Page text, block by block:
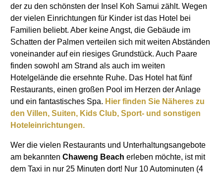
der zu den schönsten der Insel Koh Samui zählt. Wegen
der vielen Einrichtungen für Kinder ist das Hotel bei
Familien beliebt. Aber keine Angst, die Gebäude im
Schatten der Palmen verteilen sich mit weiten Abständen
voneinander auf ein riesiges Grundstück. Auch Paare
finden sowohl am Strand als auch im weiten
Hotelgelände die ersehnte Ruhe. Das Hotel hat fünf
Restaurants, einen großen Pool im Herzen der Anlage
und ein fantastisches Spa. Hier finden Sie Näheres zu
den Villen, Suiten, Kids Club, Sport- und sonstigen
Hoteleinrichtungen.
Wer die vielen Restaurants und Unterhaltungsangebote
am bekannten Chaweng Beach erleben möchte, ist mit
dem Taxi in nur 25 Minuten dort! Nur 10 Autominuten (4